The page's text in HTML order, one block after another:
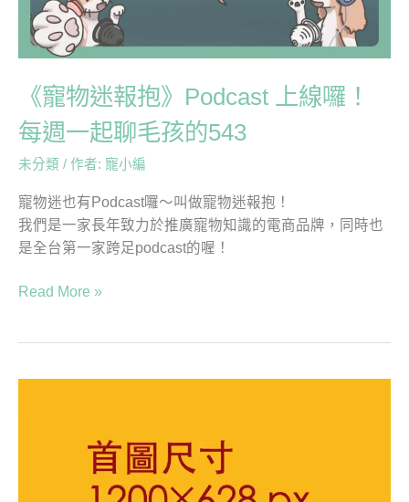
懂！
《寵物迷報抱》Podcast 上線囉！
每週一起聊毛孩的543
未分類 / 作者: 寵小編
寵物迷也有Podcast囉～叫做寵物迷報抱！
我們是一家長年致力於推廣寵物知識的電商品牌，同時也
是全台第一家跨足podcast的喔！
上
線
囉！
週
一
起
聊
毛
孩
的
Read More »